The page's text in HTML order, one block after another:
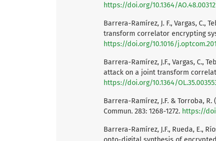
https://doi.org/10.1364/
Barrera-Ramírez, J. F., Vargas, C.,
transform correlator encrypting
https://doi.org/10.1016/
Barrera-Ramírez, J.F., Vargas, C.,
attack on a joint transform
https://doi.org/10.1364/
Barrera-Ramírez, J.F. & Torroba,
Commun. 283: 1268-1272. https://
Barrera-Ramírez, J.F., Rueda, E.,